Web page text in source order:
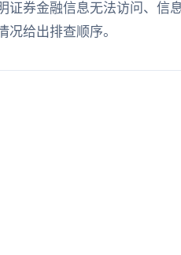
证券金融信息无法访问、信
况给出排查顺序。